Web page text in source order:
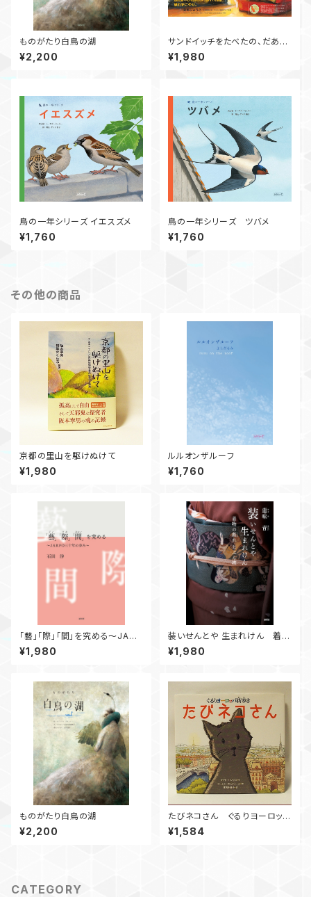
ものがたり白鳥の湖
¥2,200
サンドイッチをたべたの、だあ
れ？
¥1,980
鳥の一年シリーズ イエスズメ
¥1,760
鳥の一年シリーズ ツバメ
¥1,760
その他の商品
京都の里山を駆けぬけて
¥1,980
ルルオンザルーフ
¥1,760
「藝」「際」「間」を究める～JARF
O三十年の歩み～
¥1,980
装いせんとや 生まれけん 着物
の戯れ じぶん流
¥1,980
ものがたり白鳥の湖
¥2,200
たびネコさん ぐるりヨーロッパ
街歩き
¥1,584
CATEGORY